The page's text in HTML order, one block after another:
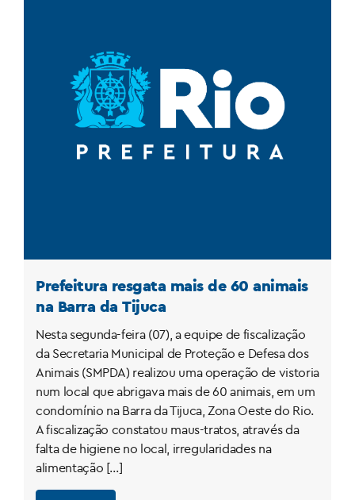
Prefeitura resgata mais de 60 animais
na Barra da Tijuca
Nesta segunda-feira (07), a equipe de fiscalização
da Secretaria Municipal de Proteção e Defesa dos
Animais (SMPDA) realizou uma operação de vistoria
num local que abrigava mais de 60 animais, em um
condomínio na Barra da Tijuca, Zona Oeste do Rio.
A fiscalização constatou maus-tratos, através da
falta de higiene no local, irregularidades na
alimentação […]